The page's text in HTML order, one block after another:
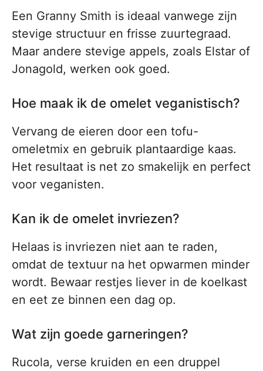
Een Granny Smith is ideaal vanwege zijn
stevige structuur en frisse zuurtegraad.
Maar andere stevige appels, zoals Elstar of
Jonagold, werken ook goed.
Hoe maak ik de omelet veganistisch?
Vervang de eieren door een tofu-
omeletmix en gebruik plantaardige kaas.
Het resultaat is net zo smakelijk en perfect
voor veganisten.
Kan ik de omelet invriezen?
Helaas is invriezen niet aan te raden,
omdat de textuur na het opwarmen minder
wordt. Bewaar restjes liever in de koelkast
en eet ze binnen een dag op.
Wat zijn goede garneringen?
Rucola, verse kruiden en een druppel